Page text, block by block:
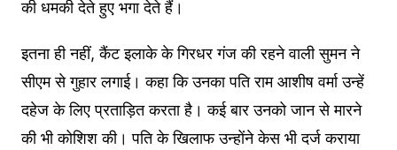
की धमकी देते हुए भगा देते हैं।
इतना ही नहीं, कैंट इलाके के गिरधर गंज की रहने वाली सुमन ने
सीएम से गुहार लगाई। कहा कि उनका पति राम आशीष वर्मा उन्हें
दहेज के लिए प्रताड़ित करता है। कई बार उनको जान से मारने
की भी कोशिश की। पति के खिलाफ उन्होंने केस भी दर्ज कराया